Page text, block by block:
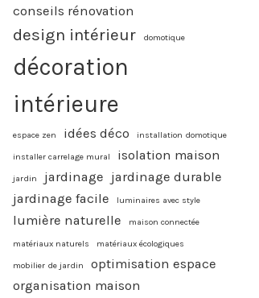
conseils rénovation
design intérieur domotique
décoration
intérieure
espace zen idées déco installation domotique
installer carrelage mural isolation maison
jardin jardinage jardinage durable
jardinage facile
luminaires avec style
lumière naturelle maison connectée
matériaux naturels matériaux écologiques
mobilier de jardin
optimisation espace
organisation maison